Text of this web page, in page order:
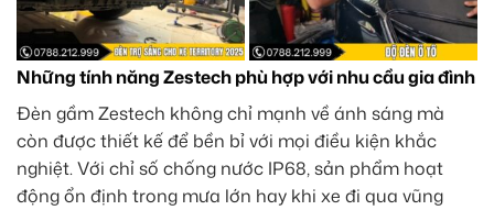
Những tính năng Zestech phù hợp với nhu cầu gia đình
Đèn gầm Zestech không chỉ mạnh về ánh sáng mà
còn được thiết kế để bền bỉ với mọi điều kiện khắc
nghiệt. Với chỉ số chống nước IP68, sản phẩm hoạt
động ổn định trong mưa lớn hay khi xe đi qua vũng